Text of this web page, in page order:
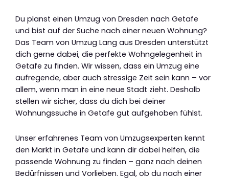
Du planst einen Umzug von Dresden nach Getafe
und bist auf der Suche nach einer neuen Wohnung?
Das Team von Umzug Lang aus Dresden unterstützt
dich gerne dabei, die perfekte Wohngelegenheit in
Getafe zu finden. Wir wissen, dass ein Umzug eine
aufregende, aber auch stressige Zeit sein kann – vor
allem, wenn man in eine neue Stadt zieht. Deshalb
stellen wir sicher, dass du dich bei deiner
Wohnungssuche in Getafe gut aufgehoben fühlst.
Unser erfahrenes Team von Umzugsexperten kennt
den Markt in Getafe und kann dir dabei helfen, die
passende Wohnung zu finden – ganz nach deinen
Bedürfnissen und Vorlieben. Egal, ob du nach einer